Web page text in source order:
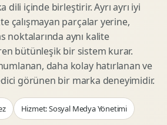
dili içinde birleştirir. Ayrı ayrı iyi
çalışmayan parçalar yerine,
noktalarında aynı kalite
bütünleşik bir sistem kurar.
daha kolay hatırlanan ve
görünen bir marka deneyimidir.
Hizmet: Sosyal Medya Yönetimi